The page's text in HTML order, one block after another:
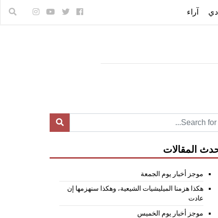
آراء
المقالات
موجز أخبار يوم الجمعة
هكذا هزمنا الميليشيات الشيعية، وهكذا سنهزمها إن
عادت
موجز أخبار يوم الخميس